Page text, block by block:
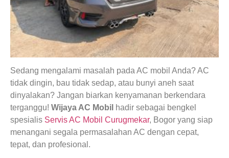
Sedang mengalami masalah pada AC mobil Anda? AC
tidak dingin, bau tidak sedap, atau bunyi aneh saat
dinyalakan? Jangan biarkan kenyamanan berkendara
terganggu! Wijaya AC Mobil hadir sebagai bengkel
spesialis Servis AC Mobil Curugmekar, Bogor yang siap
menangani segala permasalahan AC dengan cepat,
tepat, dan profesional.